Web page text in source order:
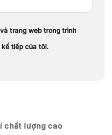
trang web trong trình
tiếp của tôi.
chất lượng cao